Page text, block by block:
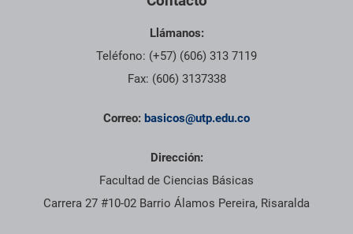
Llámanos:
Teléfono: (+57) (606) 313 7119
Fax: (606) 3137338
Correo: basicos@utp.edu.co
Dirección:
Facultad de Ciencias Básicas
Carrera 27 #10-02 Barrio Álamos Pereira, Risaralda